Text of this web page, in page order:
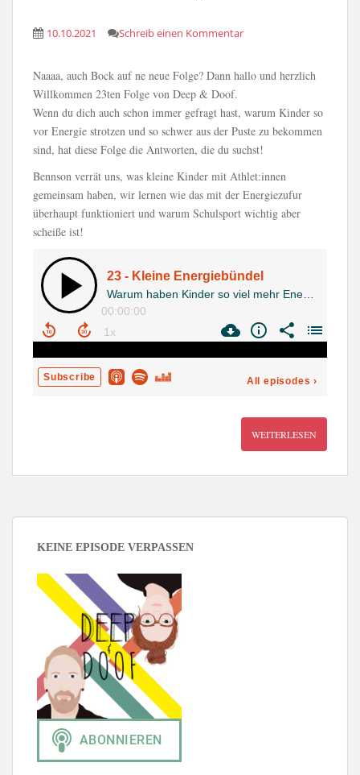
10.10.2021 Schreib einen Kommentar
Naaaa, auch Bock auf ne neue Folge? Dann hallo und herzlich
Willkommen 23ten Folge von Deep & Doof.
Wenn du dich auch schon immer gefragt hast, warum Kinder so
vor Energie strotzen und so schwer aus der Puste zu bekommen
sind, hat diese Folge die Antworten, die du suchst!
Bennson verrät uns, was kleine Kinder mit Athlet:innen
gemeinsam haben, wir lernen wie das mit der Energiezufur
überhaupt funktioniert und warum Schulsport wichtig aber
scheiße ist!
WEITERLESEN
KEINE EPISODE VERPASSEN